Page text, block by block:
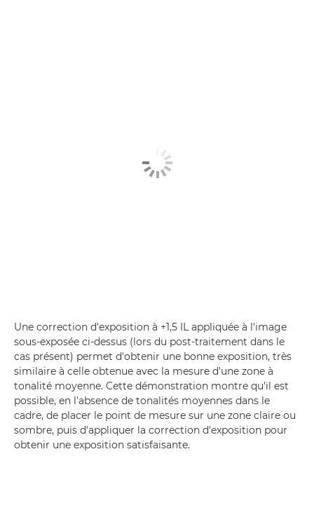
Une correction d'exposition à +1,5 IL appliquée à l'image
sous-exposée ci-dessus (lors du post-traitement dans le
cas présent) permet d'obtenir une bonne exposition, très
similaire à celle obtenue avec la mesure d'une zone à
tonalité moyenne. Cette démonstration montre qu'il est
possible, en l'absence de tonalités moyennes dans le
cadre, de placer le point de mesure sur une zone claire ou
sombre, puis d'appliquer la correction d'exposition pour
obtenir une exposition satisfaisante.